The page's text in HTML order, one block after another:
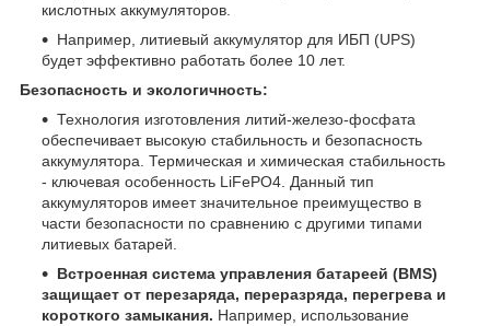
кислотных аккумуляторов.
Например, литиевый аккумулятор для ИБП (UPS)
будет эффективно работать более 10 лет.
Безопасность и экологичность:
Технология изготовления литий-железо-фосфата
обеспечивает высокую стабильность и безопасность
аккумулятора. Термическая и химическая стабильность
- ключевая особенность LiFePO4. Данный тип
аккумуляторов имеет значительное преимущество в
части безопасности по сравнению с другими типами
литиевых батарей.
Встроенная система управления батареей (BMS)
защищает от перезаряда, переразряда, перегрева и
короткого замыкания. Например, использование